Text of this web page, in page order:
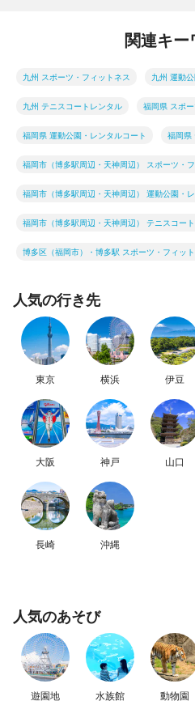
関連キー
九州 スポーツ・フィットネス 九州 運動
九州 テニスコートレンタル 福岡県 スポ
福岡県 運動公園・レンタルコート 福岡県
福岡市（博多駅周辺・天神周辺） スポーツ・
福岡市（博多駅周辺・天神周辺） 運動公園・
福岡市（博多駅周辺・天神周辺） テニスコー
博多区（福岡市）・博多駅 スポーツ・フィッ
人気の行き先
東京 横浜 伊豆
大阪 神戸 山口
長崎 沖縄
人気のあそび
遊園地 水族館 動物園